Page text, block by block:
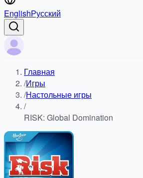
EnglishРусский
Главная
/Игры
/Настольные игры
/
RISK: Global Domination